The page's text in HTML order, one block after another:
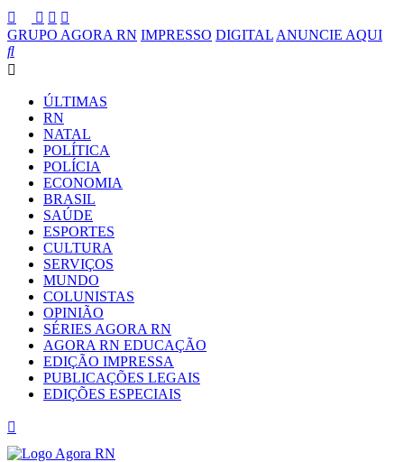
GRUPO AGORA RN IMPRESSO DIGITAL ANUNCIE AQUI
ÚLTIMAS
RN
NATAL
POLÍTICA
POLÍCIA
ECONOMIA
BRASIL
SAÚDE
ESPORTES
CULTURA
SERVIÇOS
MUNDO
COLUNISTAS
OPINIÃO
SÉRIES AGORA RN
AGORA RN EDUCAÇÃO
EDIÇÃO IMPRESSA
PUBLICAÇÕES LEGAIS
EDIÇÕES ESPECIAIS